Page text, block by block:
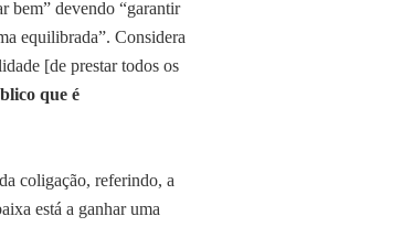
bem” devendo “garantir
equilibrada”. Considera
[de prestar todos os
que é
coligação, referindo, a
está a ganhar uma